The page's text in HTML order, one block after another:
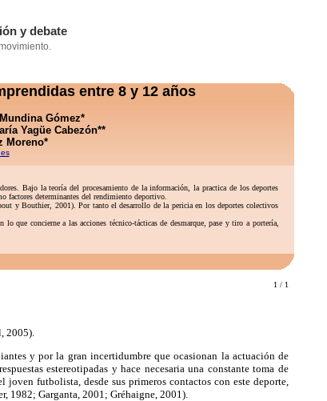
entre 8 y 12 años
Gómez*
Yagüe Cabezón**
Moreno*
Bajo la teoría del procesamiento de la información, la practica de los deportes
factores determinantes del rendimiento deportivo.
y Bouthier, 2001). Por tanto el desarrollo de la pericia en los deportes colectivos
que concierne a las acciones técnico-tácticas de desmarque, pase y tiro a portería,
1 / 1
2005).
y por la gran incertidumbre que ocasionan la actuación de
estereotipadas y hace necesaria una constante toma de
futbolista, desde sus primeros contactos con este deporte,
1982; Garganta, 2001; Gréhaigne, 2001).